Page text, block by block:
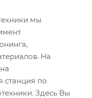
мы
На
станция по
Здесь Вы